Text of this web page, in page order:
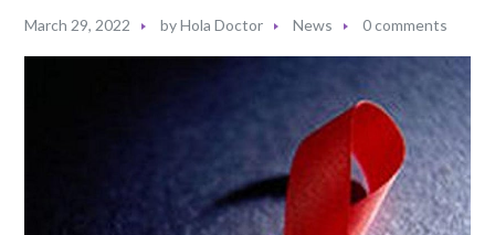
March 29, 2022 byHola Doctor News 0 comments